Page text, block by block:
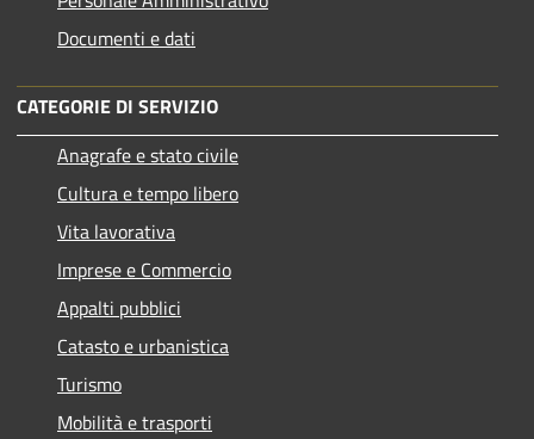
Documenti e dati
CATEGORIE DI SERVIZIO
Anagrafe e stato civile
Cultura e tempo libero
Vita lavorativa
Imprese e Commercio
Appalti pubblici
Catasto e urbanistica
Turismo
Mobilità e trasporti